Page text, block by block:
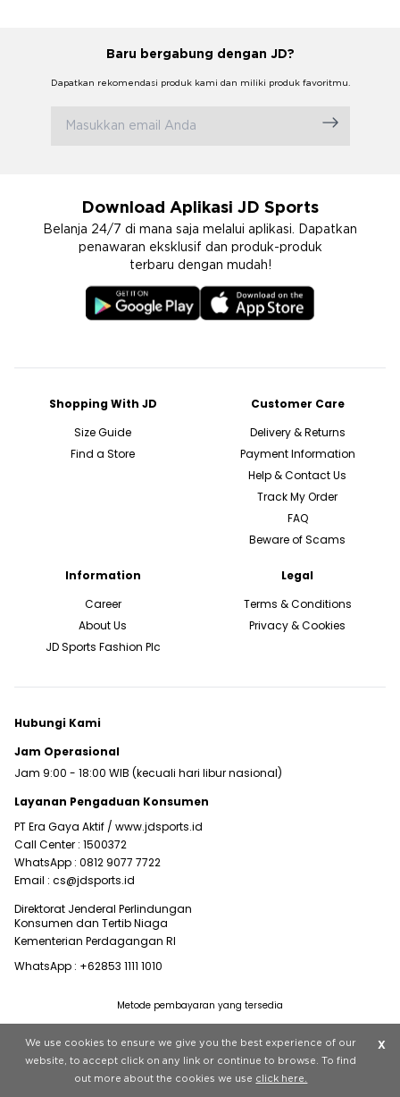
Baru bergabung dengan JD?
Dapatkan rekomendasi produk kami dan miliki produk favoritmu.
Download Aplikasi JD Sports
Belanja 24/7 di mana saja melalui aplikasi. Dapatkan
penawaran eksklusif dan produk-produk
terbaru dengan mudah!
Shopping With JD
Size Guide
Find a Store
Customer Care
Delivery & Returns
Payment Information
Help & Contact Us
Track My Order
FAQ
Beware of Scams
Information
Career
About Us
JD Sports Fashion Plc
Legal
Terms & Conditions
Privacy & Cookies
Hubungi Kami
Jam Operasional
Jam 9:00 - 18:00 WIB (kecuali hari libur nasional)
Layanan Pengaduan Konsumen
PT Era Gaya Aktif / www.jdsports.id
Call Center : 1500372
WhatsApp : 0812 9077 7722
Email : cs@jdsports.id
Direktorat Jenderal Perlindungan
Konsumen dan Tertib Niaga
Kementerian Perdagangan RI
WhatsApp : +62853 1111 1010
Copyright © 2022 JD Sports All rights reserved.
Metode pembayaran yang tersedia
We use cookies to ensure we give you the best experience of our
website, to accept click on any link or continue to browse. To find
out more about the cookies we use click here.
X